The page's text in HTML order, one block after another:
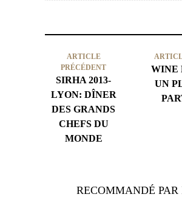
ARTICLE
PRÉCÉDENT
SIRHA 2013-
LYON: DÎNER
DES GRANDS
CHEFS DU
MONDE
WINE
UN
RECOMMANDÉ PAR